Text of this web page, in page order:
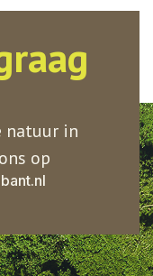
natuur in
op